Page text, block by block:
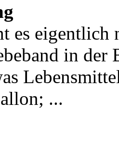
es
in der
...